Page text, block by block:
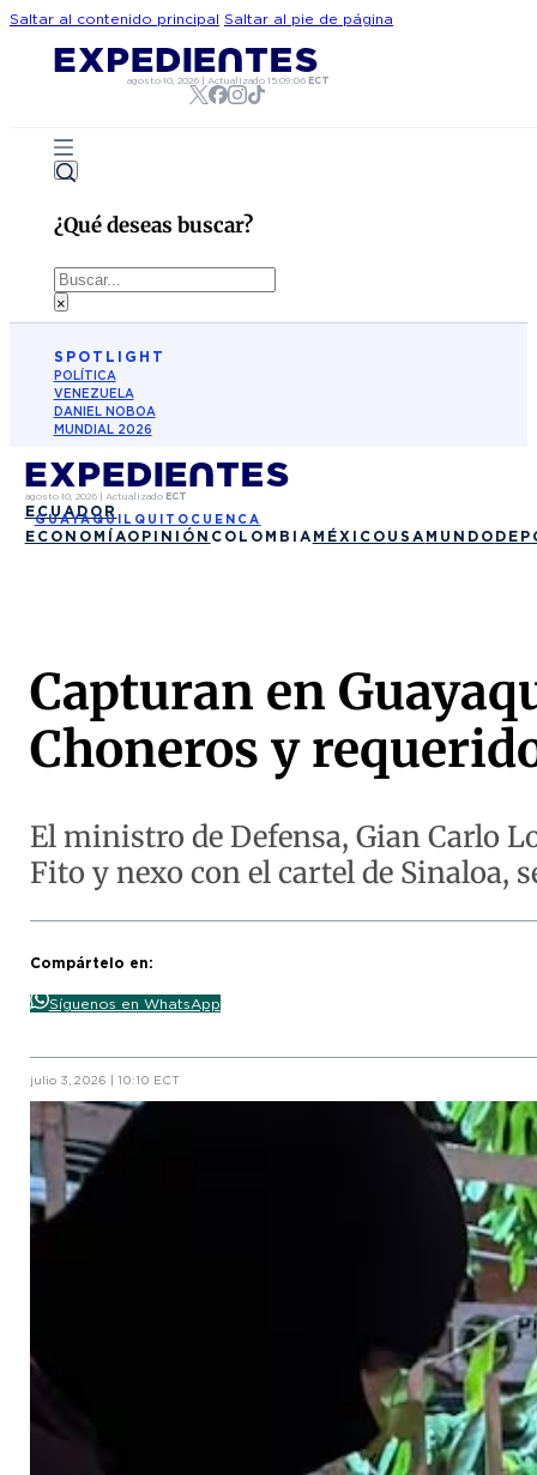
Saltar al contenido principal Saltar al pie de página
agosto 10, 2026| Actualizado 15:09:06 ECT
¿Qué deseas buscar?
Buscar
×
SPOTLIGHT
POLÍTICA
VENEZUELA
DANIEL NOBOA
MUNDIAL 2026
agosto 10, 2026| Actualizado ECT
ECUADOR
GUAYAQUIL QUITO CUENCA
ECONOMÍAOPINIÓN COLOMBIA MÉXICO USA MUNDO
Capturan en
Choneros y
El ministro de Defensa, Gian Carlo
Fito y nexo con el cartel de Sinaloa,
Compártelo en:
Síguenos en WhatsApp
julio 3, 2026 | 10:10 ECT